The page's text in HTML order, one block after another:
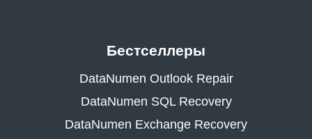
Бестселлеры
DataNumen Outlook Repair
DataNumen SQL Recovery
DataNumen Exchange Recovery